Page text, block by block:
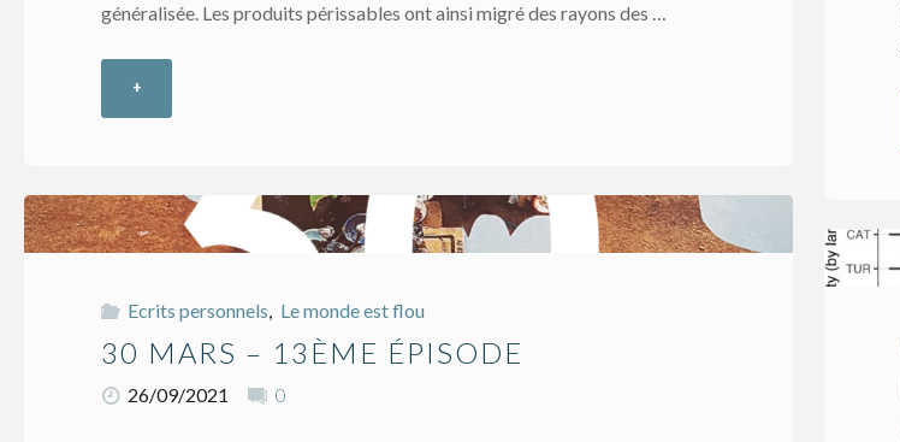
généralisée. Les produits périssables ont ainsi migré des rayons des …
+"14
–
15ème
épisode"
Ecrits personnels, Le monde est flou
30 MARS – 13ÈME ÉPISODE
26/09/2021 0